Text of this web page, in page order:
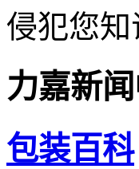
侵犯您
力嘉新
包装百科